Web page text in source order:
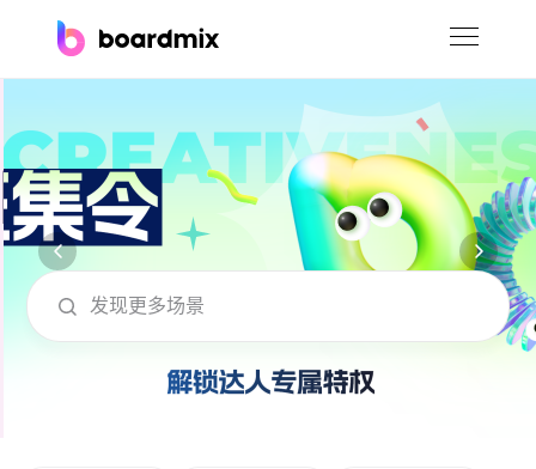
社区资源
下载
会员
企业服务
boardmix在线模板社区-海量模板免费下